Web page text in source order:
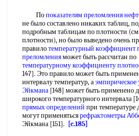
Попоказателям преломления
не было составлено никаких таблиц,
подробным таблицам по плотности
плотности), но было выведено очень
правилотемпературный коэффициент
преломленияможет быть рассчитан по
температурному коэффициенту
147]. Это правило может быть
интервалу температур, аэмпирическое
Эйкмана [148] может быть применено
широкого температурного интервала
прямых определений при температуре
могут применятьсярефрактометры
Эйкмана [151].
[c.185]